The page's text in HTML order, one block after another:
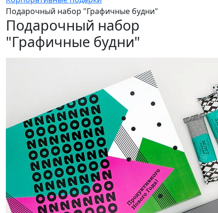
Подарочный набор "Графичные будни"
Подарочный набор
"Графичные будни"